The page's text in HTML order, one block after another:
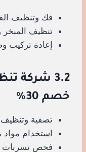
فك وتنظيف
تنظيف المبخر
إعادة تركيب
3.2 شركة
خصم 30%
تصفية وتنظيف
استخدام
فحص تسربات